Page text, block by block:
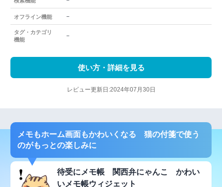
オフライン機能 －
タグ・カテゴリ
機能
－
使い方・詳細を見る
レビュー更新日:2024年07月30日
メモもホーム画面もかわいくなる 猫の付箋で使う
のがもっとの楽しみに
待受にメモ帳 関西弁にゃんこ かわい
いメモ帳ウィジェット